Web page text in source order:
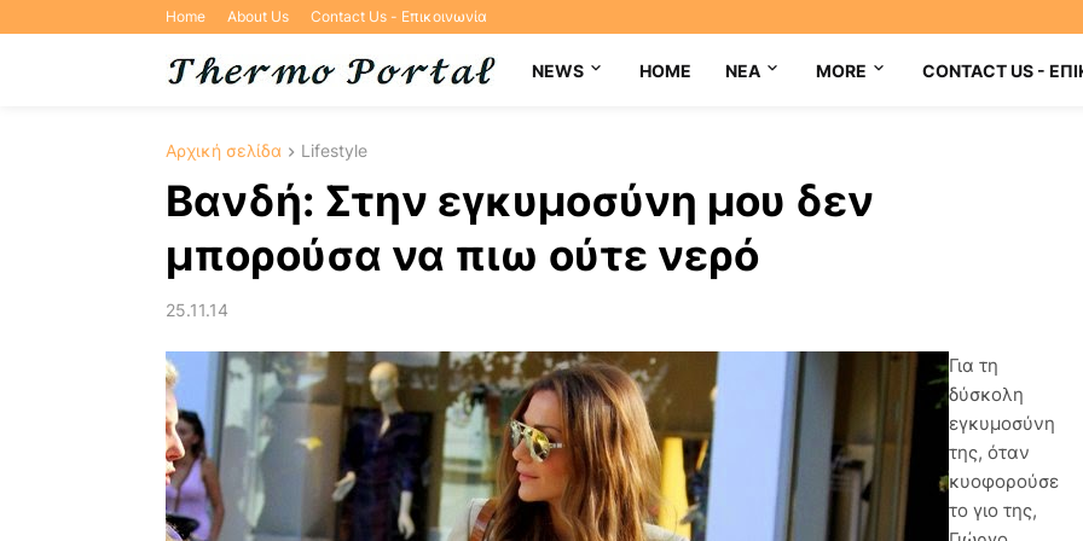
Home About Us Contact Us - Επικοινωνία
NEWS HOME NEA MORE CONTACT US -
Αρχική σελίδα Lifestyle
Βανδή: Στην εγκυμοσύνη μου δεν
μπορούσα να πιω ούτε νερό
25.11.14
Για τη
δύσκολη
εγκυμοσύνη
της, όταν
κυοφορούσε
το γιο της,